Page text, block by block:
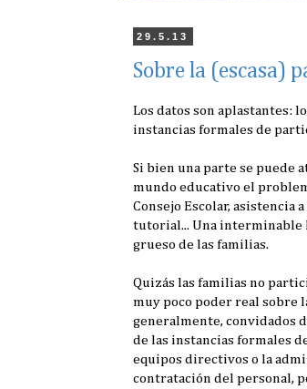
29.5.13
Sobre la (escasa)
Los datos son aplastantes:
instancias formales de
Si bien una parte se puede
mundo educativo el
Consejo Escolar, asistencia
tutorial... Una interminable
grueso de las familias.
Quizás las familias no
muy poco poder real sobre
generalmente, convidados
de las instancias formales
equipos directivos o la
contratación del personal,